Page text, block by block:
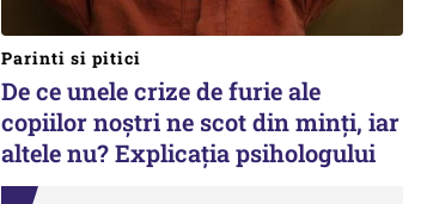
Parinti si pitici
De ce unele crize de furie ale
copiilor noștri ne scot din minți, iar
altele nu? Explicația psihologului